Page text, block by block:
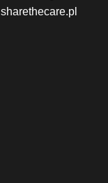
sharethecare.pl